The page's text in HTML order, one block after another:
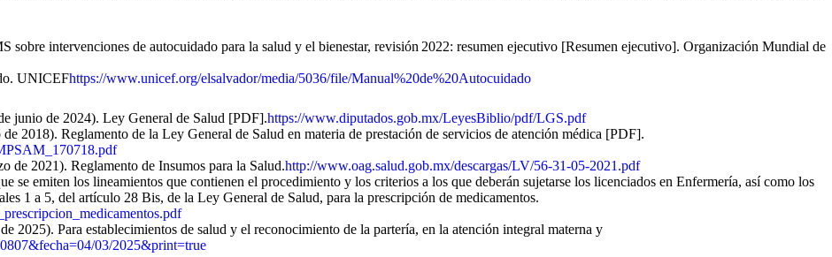
intervenciones de autocuidado para la salud y el bienestar, revisión 2022: resumen ejecutivo [Resumen ejecutivo]. Organización Mundial de
UNICEFhttps://www.unicef.org/elsalvador/media/5036/file/Manual%20de%20Autocuidado
junio de 2024). Ley General de Salud [PDF].https://www.diputados.gob.mx/LeyesBiblio/pdf/LGS.pdf
2018). Reglamento de la Ley General de Salud en materia de prestación de servicios de atención médica [PDF].
de 2021). Reglamento de Insumos para la Salud.http://www.oag.salud.gob.mx/descargas/LV/56-31-05-2021.pdf
se emiten los lineamientos que contienen el procedimiento y los criterios a los que deberán sujetarse los licenciados en Enfermería, así como los
1 a 5, del artículo 28 Bis, de la Ley General de Salud, para la prescripción de medicamentos.
Para establecimientos de salud y el reconocimiento de la partería, en la atención integral materna y
03/2025&print=true